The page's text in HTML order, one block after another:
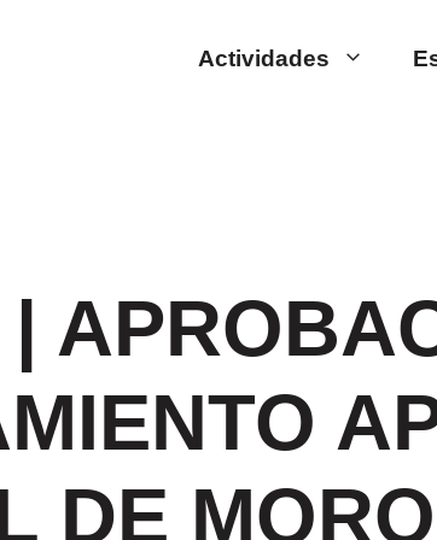
Actividades
DE